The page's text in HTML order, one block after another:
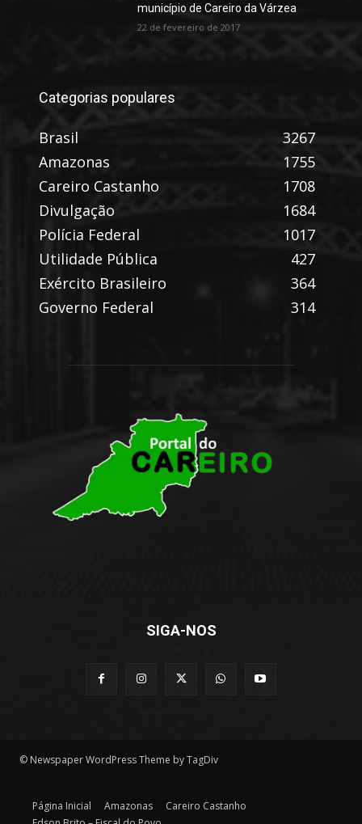
município de Careiro da Várzea
22 de fevereiro de 2017
Categorias populares
Brasil
3267
Amazonas
1755
Careiro Castanho
1708
Divulgação
1684
Polícia Federal
1017
Utilidade Pública
427
Exército Brasileiro
364
Governo Federal
314
SIGA-NOS
© Newspaper WordPress Theme by TagDiv
Página Inicial Amazonas
Careiro Castanho